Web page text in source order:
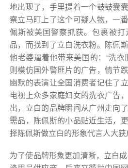
地出现了，手里提着一个鼓鼓囊
察立马盯上了这个可疑人物，一
佩斯被美国警察抓获。包裹被
品，而找到了立白洗衣粉。陈佩
他老婆逼着他带来美国的：“洗衣
则模仿国外警匪片的广告，情节
幽默的表演让全国消费者记住了
电视上众多家庭妇女的洗衣广告
出，立白的品牌瞬间从广州走向
需品，陈佩斯的小品贴近生活，
择陈佩斯做立白的形象代言人大获
为了使品牌形象更加清晰，立白